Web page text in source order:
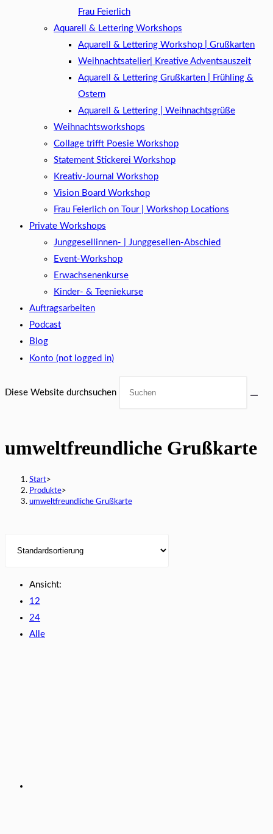
Frau Feierlich
Aquarell & Lettering Workshops
Aquarell & Lettering Workshop | Grußkarten
Weihnachtsatelier| Kreative Adventsauszeit
Aquarell & Lettering Grußkarten | Frühling &
Ostern
Aquarell & Lettering | Weihnachtsgrüße​
Weihnachtsworkshops
Collage trifft Poesie Workshop
Statement Stickerei Workshop
Kreativ-Journal Workshop
Vision Board Workshop
Frau Feierlich on Tour | Workshop Locations
Private Workshops
Junggesellinnen- | Junggesellen-Abschied
Event-Workshop
Erwachsenenkurse
Kinder- & Teeniekurse
Auftragsarbeiten
Podcast
Blog
Konto (not logged in)
Diese Website durchsuchen
umweltfreundliche Grußkarte
Start>
Produkte>
umweltfreundliche Grußkarte
Ansicht:
12
24
Alle